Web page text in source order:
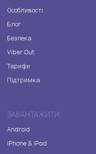
Особливості
Блог
Безпека
Viber Out
Тарифи
Підтримка
ЗАВАНТАЖИТИ
Android
iPhone & iPad